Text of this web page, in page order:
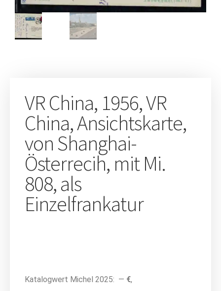
VR China, 1956, VR
China, Ansichtskarte,
von Shanghai-
Österrecih, mit Mi.
808, als
Einzelfrankatur
Katalogwert Michel 2025: — €,